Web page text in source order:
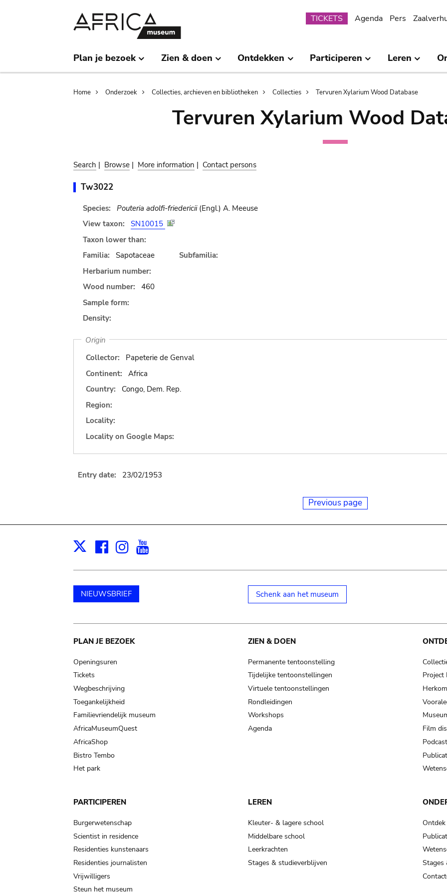
Submenu
TICKETS Agenda Pers
Plan je bezoek Zien & doen Ontdekken Participeren Leren
Breadcrumb
Home Onderzoek Collecties, archieven en bibliotheken Collecties Tervuren Xylarium Wood Database
Tervuren Xylarium Wood
Search | Browse | More information | Contact persons
Tw3022
Species: Pouteria adolfi-friedericii(Engl.) A. Meeuse
View taxon:
SN10015
Taxon lower than:
Familia:
Sapotaceae
Subfamilia:
Herbarium number:
Wood number:
460
Sample form:
Density:
Origin
Collector:
Papeterie de Genval
Continent:
Africa
Country:
Congo, Dem. Rep.
Region:
Locality:
Locality on Google Maps:
Entry date: 23/02/1953
Previous page
X Facebook
Instagram
NIEUWSBRIEF Schenk aan het museum
Main
navigation
PLAN JE BEZOEK
Openingsuren
Tickets
Wegbeschrijving
Toegankelijkheid
Familievriendelijk museum
AfricaMuseumQuest
AfricaShop
Bistro Tembo
Het park
ZIEN & DOEN
Permanente tentoonstelling
Tijdelijke tentoonstellingen
Virtuele tentoonstellingen
Rondleidingen
Workshops
Agenda
Project
Film
PARTICIPEREN
Burgerwetenschap
Scientist in residence
Residenties kunstenaars
Residenties journalisten
Vrijwilligers
Steun het museum
LEREN
Kleuter- & lagere school
Middelbare school
Leerkrachten
Stages & studieverblijven
Stages